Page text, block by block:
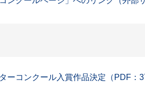
ーコンクール入賞作品決定（PDF：